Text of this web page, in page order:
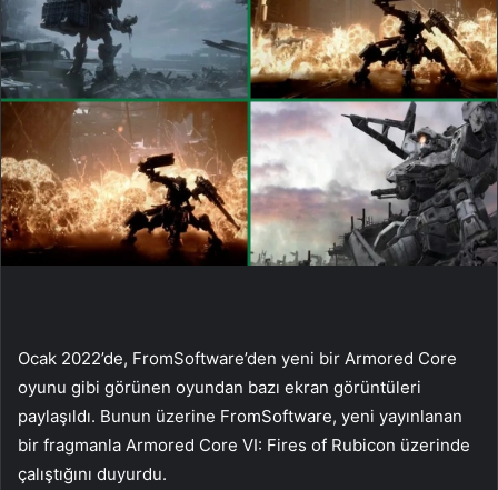
Ocak 2022’de, FromSoftware’den yeni bir Armored Core
oyunu gibi görünen oyundan bazı ekran görüntüleri
paylaşıldı. Bunun üzerine FromSoftware, yeni yayınlanan
bir fragmanla Armored Core VI: Fires of Rubicon üzerinde
çalıştığını duyurdu.